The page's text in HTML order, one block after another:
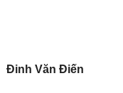
Đinh Văn Điến